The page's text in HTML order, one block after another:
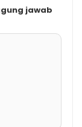
jawab